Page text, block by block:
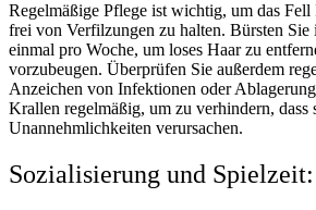
Regelmäßige Pflege ist wichtig, um das Fell
frei von Verfilzungen zu halten. Bürsten Sie
einmal pro Woche, um loses Haar zu
vorzubeugen. Überprüfen Sie außerdem
Anzeichen von Infektionen oder
Krallen regelmäßig, um zu verhindern, dass
Unannehmlichkeiten verursachen.
Sozialisierung und Spielzeit: